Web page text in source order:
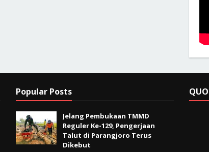
Popular Posts
Jelang Pembukaan TMMD
Reguler Ke-129, Pengerjaan
Talut di Parangjoro Terus
Dikebut